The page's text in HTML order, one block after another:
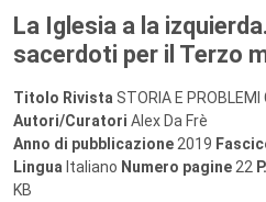
La Iglesia a la
sacerdoti per il Terzo
Titolo Rivista STORIA E PROBLEMI
Autori/Curatori Alex Da Frè
Anno di pubblicazione 2019
Lingua Italiano Numero pagine 22 P.
KB